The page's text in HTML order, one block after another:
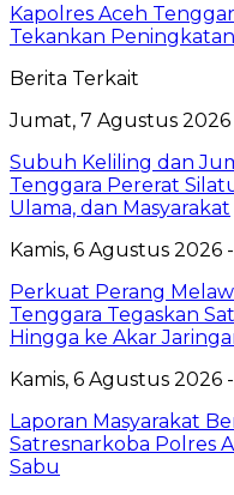
Kapolres Aceh
Tekankan
Berita Terkait
Jumat, 7 Agustus 2026
Subuh Keliling dan
Tenggara Pererat
Ulama, dan Masyarakat
Kamis, 6 Agustus 2026
Perkuat Perang
Tenggara Tegaskan
Hingga ke Akar
Kamis, 6 Agustus 2026
Laporan Masyarakat
Satresnarkoba Polres
Sabu